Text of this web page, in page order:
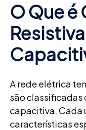
O Que é
A rede elétrica
são classificadas
capacitiva. Cada
características